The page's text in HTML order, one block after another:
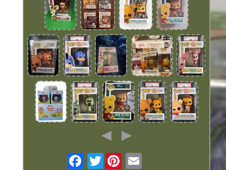
Twitter